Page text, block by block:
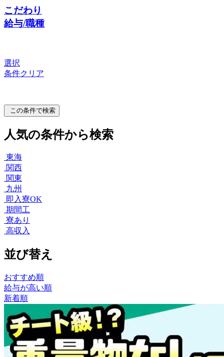
こだわり
給与/職種
選択
条件クリア
この条件で検索
人気の条件から検索
東海
関西
関東
九州
即入寮OK
期間工
寮あり
高収入
並び替え
おすすめ順
給与が高い順
新着順